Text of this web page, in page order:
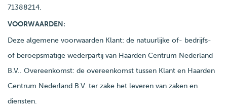
71388214.
VOORWAARDEN:
Deze algemene voorwaarden Klant: de natuurlijke of- bedrijfs-
of beroepsmatige wederpartij van Haarden Centrum Nederland
B.V.. Overeenkomst: de overeenkomst tussen Klant en Haarden
Centrum Nederland B.V. ter zake het leveren van zaken en
diensten.